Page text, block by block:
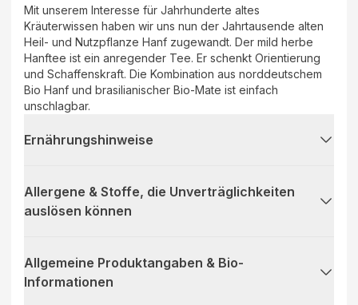
Mit unserem Interesse für Jahrhunderte altes
Kräuterwissen haben wir uns nun der Jahrtausende alten
Heil- und Nutzpflanze Hanf zugewandt. Der mild herbe
Hanftee ist ein anregender Tee. Er schenkt Orientierung
und Schaffenskraft. Die Kombination aus norddeutschem
Bio Hanf und brasilianischer Bio-Mate ist einfach
unschlagbar.
Ernährungshinweise
Allergene & Stoffe, die Unverträglichkeiten
auslösen können
Allgemeine Produktangaben & Bio-
Informationen